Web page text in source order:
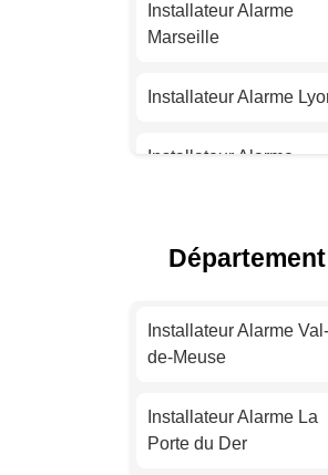
Installateur Alarme
Marseille
Installateur Alarme
Installateur Alarme
Installateur Alarme Nice
Nantes
Strasbourg
Département
Installateur Alarme Val-
de-Meuse
Installateur Alarme La
Porte du Der